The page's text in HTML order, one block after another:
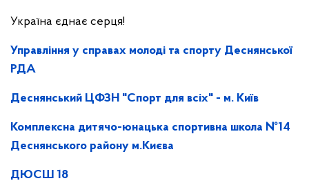
Україна єднає серця!
Управління у справах молоді та спорту Деснянської
РДА
Деснянський ЦФЗН "Спорт для всіх" - м. Київ
Комплексна дитячо-юнацька спортивна школа №14
Деснянського району м.Києва
ДЮСШ 18